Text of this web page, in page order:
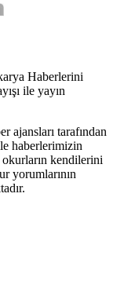
Haberlerini
ile yayın
ajansları tarafından
haberlerimizin
okurların kendilerini
yorumlarının